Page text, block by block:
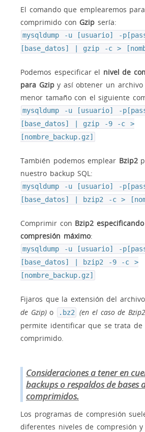
El comando que emplearemos
comprimido con Gzip sería:
mysqldump -u [usuario] -
[base_datos] | gzip -c >
Podemos especificar el nivel de
para Gzipy así obtener un archivo
menor tamaño con el siguiente
mysqldump -u [usuario] -
[base_datos] | gzip -9 -c >
[nombre_backup.gz]
También podemos emplear Bzip2
nuestro backup SQL:
mysqldump -u [usuario] -
[base_datos] | bzip2 -c >
Comprimir con Bzip2
compresión máximo:
mysqldump -u [usuario] -
[base_datos] | bzip2 -9 -c >
[nombre_backup.gz]
Fijaros que la extensión del
de Gzip)o .bz2 (en el caso de
permite identificar que se trata de
comprimido.
Consideraciones a tener en
backups o respaldos de bases
comprimidos.
Los programas de compresión
diferentes niveles de compresión